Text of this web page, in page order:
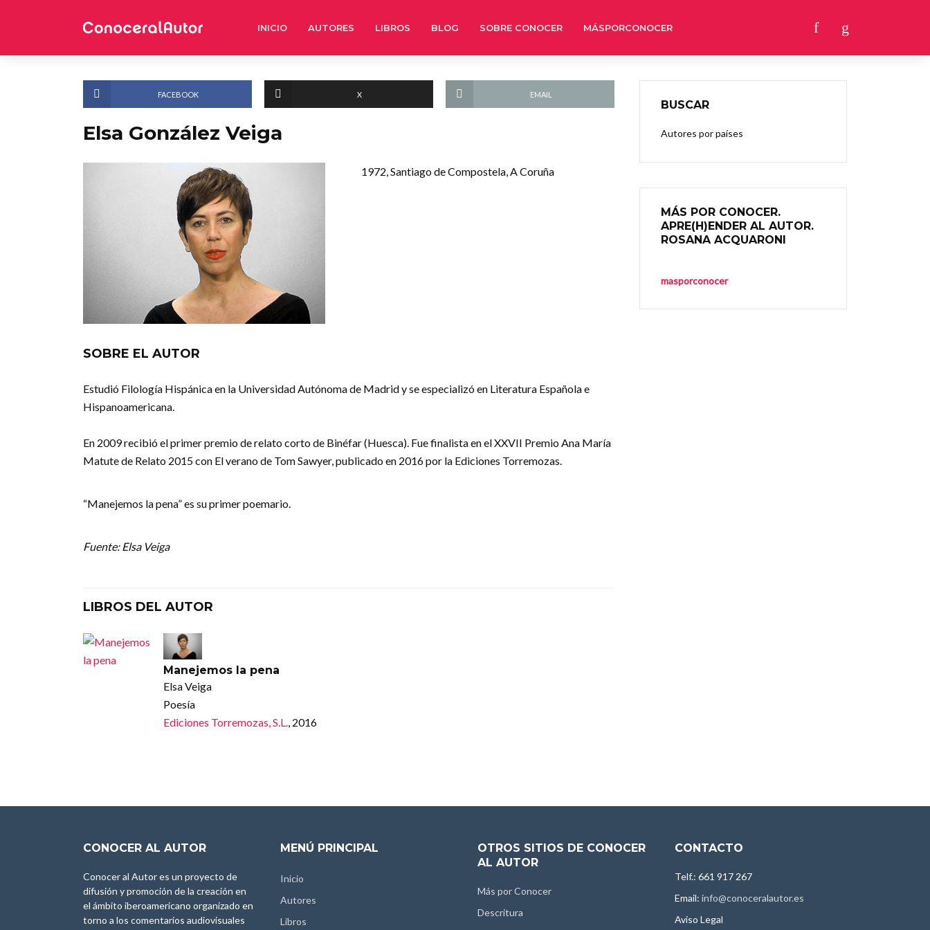
INICIO AUTORES LIBROS BLOG SOBRE CONOCER MÁSPORCONOCER
FACEBOOK X EMAIL
Elsa González Veiga
1972, Santiago de Compostela, A Coruña
SOBRE EL AUTOR
Estudió Filología Hispánica en la Universidad Autónoma de Madrid y se especializó en Literatura Española e
Hispanoamericana.
En 2009 recibió el primer premio de relato corto de Binéfar (Huesca). Fue finalista en el XXVII Premio Ana María
Matute de Relato 2015 con El verano de Tom Sawyer, publicado en 2016 por la Ediciones Torremozas.
“Manejemos la pena” es su primer poemario.
Fuente: Elsa Veiga
LIBROS DEL AUTOR
Manejemos la pena
Elsa Veiga
Poesía
Ediciones Torremozas, S.L.
, 2016
BUSCAR
Autores por países
MÁS POR CONOCER.
APRE(H)ENDER AL AUTOR.
ROSANA ACQUARONI
masporconocer
CONOCER AL AUTOR
Conocer al Autor es un proyecto de
difusión y promoción de la creación en
el ámbito iberoamericano organizado en
torno a los comentarios audiovisuales
MENÚ PRINCIPAL
Inicio
Autores
Libros
OTROS SITIOS DE CONOCER
AL AUTOR
Más por Conocer
Descritura
CONTACTO
Telf.: 661 917 267
Email: info@conoceralautor.es
Aviso Legal